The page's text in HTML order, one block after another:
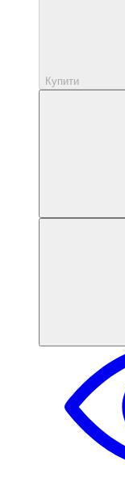
Купити